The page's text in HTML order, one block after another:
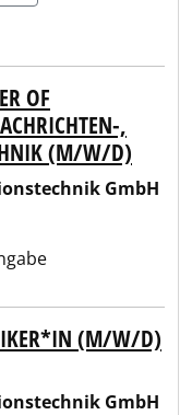
OF
,
(M/W/D)
GmbH
(M/W/D)
GmbH